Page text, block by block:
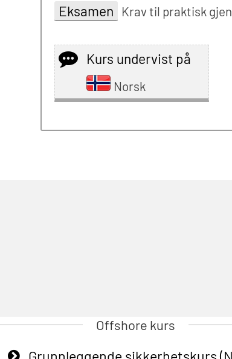
Eksamen Krav til praktisk
Kurs undervist på
Norsk
Offshore kurs